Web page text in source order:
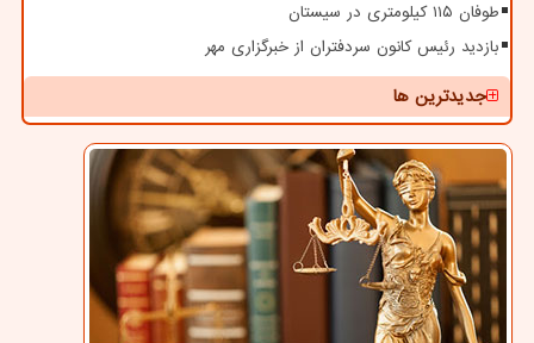
طوفان ۱۱۵ کیلومتری در سیستان
بازدید رئیس کانون سردفتران از خبرگزاری مهر
جدیدترین ها